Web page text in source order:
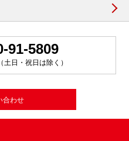
91-5809
日・祝日は除く）
合わせ